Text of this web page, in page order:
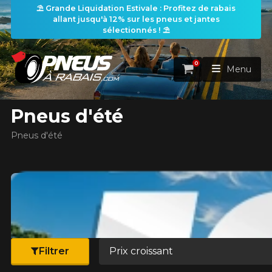
⛱️ Grande Liquidation Estivale : Profitez de rabais
allant jusqu'à 12% sur les pneus et jantes
sélectionnés ! ⛱️
ACCUEIL
RECHERCHE DE PNEUS VOIR TOUT
Par dimensions Par véhicule
Recherche par dimensions
LARGEUR RAPPORT
ROUES
RECHERCHE DE ROUES VOIR TOUT
Par véhicule Par dimensions
RECHERCHE D'ENSEMBLES
PROMOTIONS
Panier
0
Menu
Pneus d'été
Pneus d'été
Filtrer
les filtres